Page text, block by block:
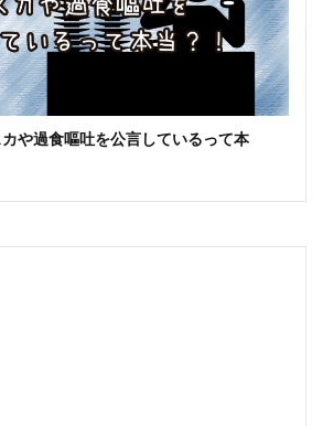
や過食嘔吐を公言しているって本